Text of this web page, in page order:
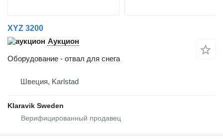
XYZ 3200
Аукцион
Оборудование - отвал для снега
Швеция, Karlstad
Klaravik Sweden